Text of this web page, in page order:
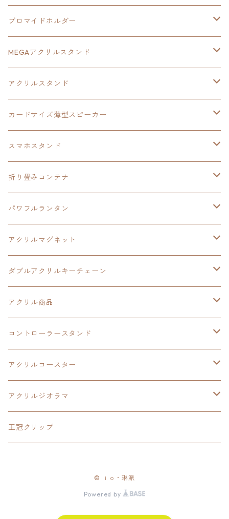
亰都ザナドゥ
王冠クリップ
イース
日本ファルコム40周年記念イラスト
黎の軌跡
イースⅧ
創の軌跡
HOT-SHOT
イースⅨ
閃の軌跡Ⅳ
黎の軌跡Ⅱ
碧の軌跡：改
閃の軌跡Ⅲ
ブロマイドホルダー
40周年記念
黎の軌跡
黎の軌跡Ⅱ
イースⅧ
軌跡シリーズ20周年記念
MEGAアクリルスタンド
黎の軌跡
アクリルスタンド
オーロラ
カードサイズ薄型スピーカー
黎の軌跡
40周年記念
スマホスタンド
ワイヤレス充電スマホスタンド
黎の軌跡
折り畳みコンテナ
黎の軌跡Ⅱ
イースⅧ
イースⅩ
創の軌跡
パワフルランタン
創の軌跡
アクリルマグネット
創の軌跡
界の軌跡
ダブルアクリルキーチェーン
創の軌跡
アクリル商品
LEDアクリルカード
界の軌跡
アクリルジオラマ
コントローラースタンド
イースⅨ
閃の軌跡Ⅳ
碧の軌跡:改
アクリルコースター
イースⅧ
閃の軌跡Ⅱ
アクリルジオラマ
閃の軌跡Ⅲ
王冠クリップ
© ｉｏ・琳派
Powered by